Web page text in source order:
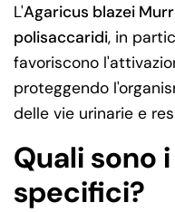
L'Agaricus blazei
polisaccaridi, in
favoriscono
proteggendo
delle vie urinarie e
Quali sono
specifici?